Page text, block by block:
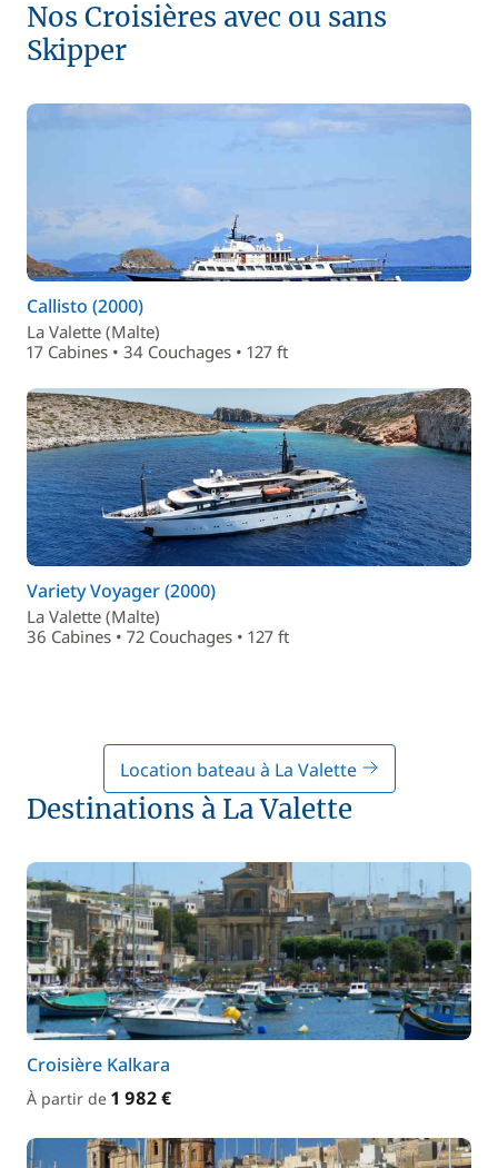
Nos Croisières avec ou sans
Skipper
Callisto (2000)
La Valette (Malte)
17 Cabines • 34 Couchages • 127 ft
Variety Voyager (2000)
La Valette (Malte)
36 Cabines • 72 Couchages • 127 ft
Location bateau à La Valette
Destinations à La Valette
Croisière Kalkara
À partir de 1 982 €